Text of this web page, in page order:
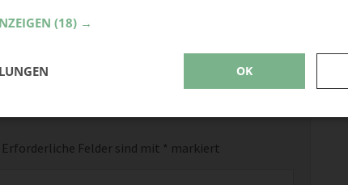
Erforderliche Felder sind mit * markiert
(18) →
OK